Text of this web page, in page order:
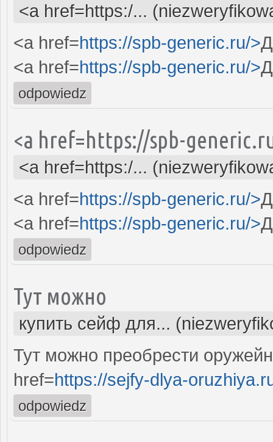
<a href=https:/...
<a href=https://spb-generic.ru/>
<a href=https://spb-generic.ru/>
odpowiedz
<a href=https://spb-
<a href=https:/...
<a href=https://spb-generic.ru/>
<a href=https://spb-generic.ru/>
odpowiedz
Тут можно
купить сейф для...
Тут можно преобрести
href=https://sejfy-dlya-
odpowiedz